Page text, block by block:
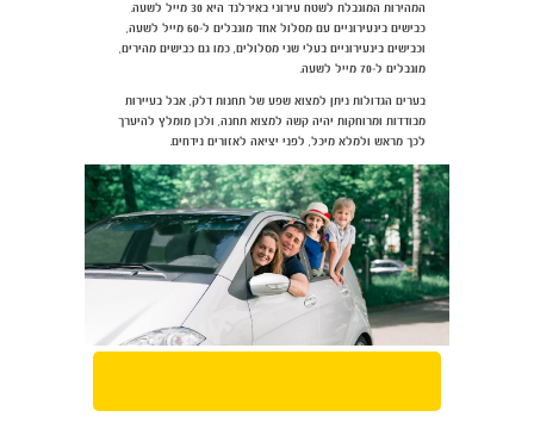
המהירות המוגבלת לשטח עירוני באירלנד היא 30 מייל לשעה.
כבישים בינעירוניים עם מסלול אחד מוגבלים ל-60 מייל לשעה,
וכבישים בינעירוניים בעלי שני מסלולים, כמו גם כבישים מהירים,
מוגבלים ל-70 מייל לשעה.
בערים הגדולות ניתן למצוא שפע של תחנות דלק, אבל בעיירות
מבודדות ומרוחקות יהיה קשה למצוא תחנה, ולכן מומלץ להיערך
לכך מראש ולמלא מיכל, לפני יציאה לאזורים נידחים.